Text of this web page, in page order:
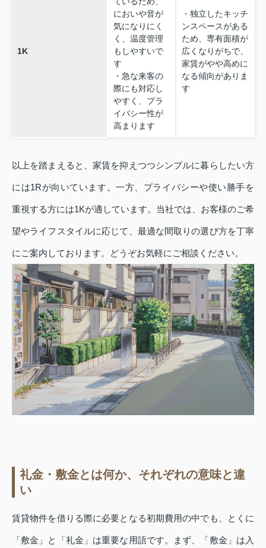
1K
においや音が
気になりにく
く、温度管理
もしやすいで
す
・急な来客の
際にも対応し
やすく、プラ
イバシー性が
高まります
・独立したキッチ
ンスペースがある
ため、専有面積が
広くなりがちで、
家賃がやや高めに
なる傾向がありま
す
以上を踏まえると、家賃を抑えつつシンプルに暮らしたい方
には1Rが向いています。一方、プライバシーや使い勝手を
重視する方には1Kが適しています。当社では、お客様のご希
望やライフスタイルに応じて、最適な間取りの選び方を丁寧
にご案内しております。どうぞお気軽にご相談ください。
礼金・敷金とは何か、それぞれの意味と違
い
賃貸物件を借りる際に必要となる初期費用の中でも、とくに
「敷金」と「礼金」は重要な用語です。まず、「敷金」は入